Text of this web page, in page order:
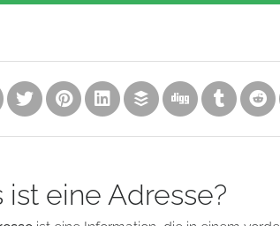
ist eine Adresse?